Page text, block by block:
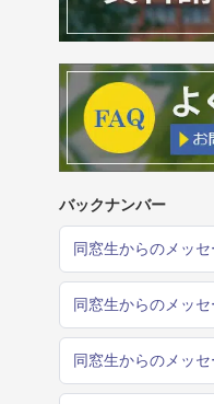
バックナンバー
同窓生からのメッセ
同窓生からのメッセ
同窓生からのメッセ